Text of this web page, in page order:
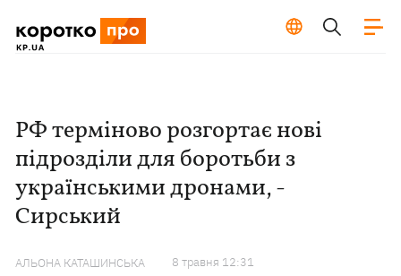
РФ терміново розгортає нові
підрозділи для боротьби з
українськими дронами, -
Сирський
АЛЬОНА КАТАШИНСЬКА 8 травня 12:31